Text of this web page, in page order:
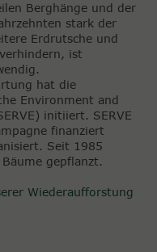
Berghänge und der
stark der
Erdrutsche und
ist
hat die
Environment and
initiiert. SERVE
finanziert
Seit 1985
gepflanzt.
Wiederaufforstung